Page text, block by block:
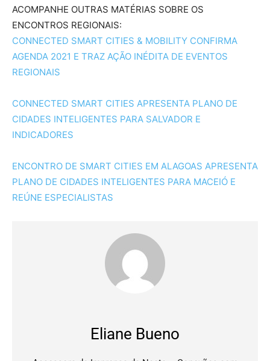
ACOMPANHE OUTRAS MATÉRIAS SOBRE OS
ENCONTROS REGIONAIS:
CONNECTED SMART CITIES & MOBILITY CONFIRMA
AGENDA 2021 E TRAZ AÇÃO INÉDITA DE EVENTOS
REGIONAIS
CONNECTED SMART CITIES APRESENTA PLANO DE
CIDADES INTELIGENTES PARA SALVADOR E
INDICADORES
ENCONTRO DE SMART CITIES EM ALAGOAS APRESENTA
PLANO DE CIDADES INTELIGENTES PARA MACEIÓ E
REÚNE ESPECIALISTAS
Eliane Bueno